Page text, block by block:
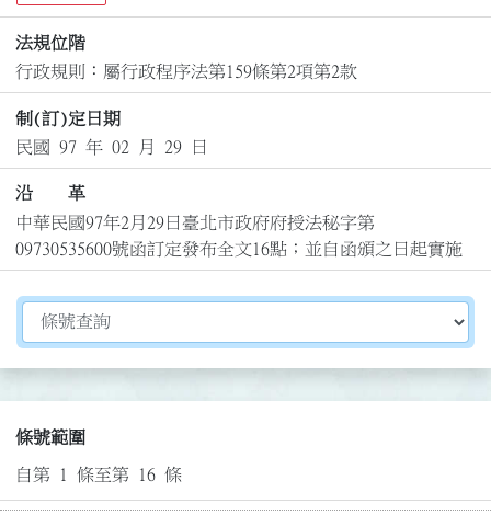
法規位階
行政規則：屬行政程序法第159條第2項第2款
制(訂)定日期
民國 97 年 02 月 29 日
沿 革
中華民國97年2月29日臺北市政府府授法秘字第
09730535600號函訂定發布全文16點；並自函頒之日起實施
切換選擇法規資訊內容
條號範圍
自第 1 條至第 16 條